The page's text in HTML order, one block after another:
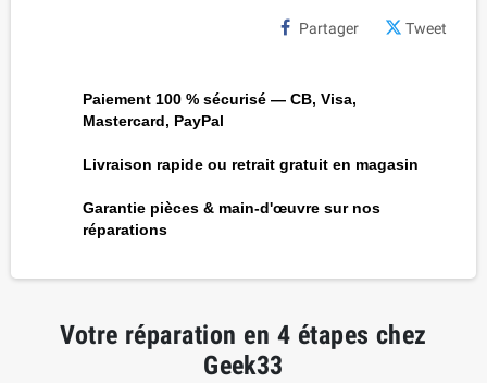
Partager Tweet
Paiement 100 % sécurisé — CB, Visa,
Mastercard, PayPal
Livraison rapide ou retrait gratuit en magasin
Garantie pièces & main-d'œuvre sur nos
réparations
Votre réparation en 4 étapes chez
Geek33